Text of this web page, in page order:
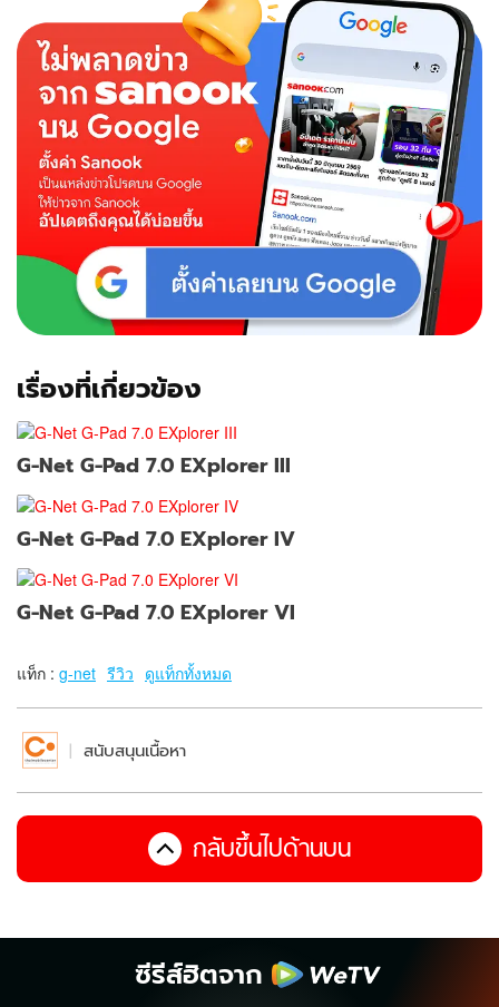
Excellent
II
เรื่องที่เกี่ยวข้อง
G-Net G-Pad 7.0 EXplorer III
G-Net G-Pad 7.0 EXplorer IV
G-Net G-Pad 7.0 EXplorer VI
แท็ก : g-net รีวิว ดูแท็กทั้งหมด
สนับสนุนเนื้อหา
กลับขึ้นไปด้านบน
ซีรีส์ฮิตจาก